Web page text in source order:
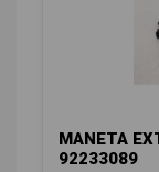
MANETA
92233089